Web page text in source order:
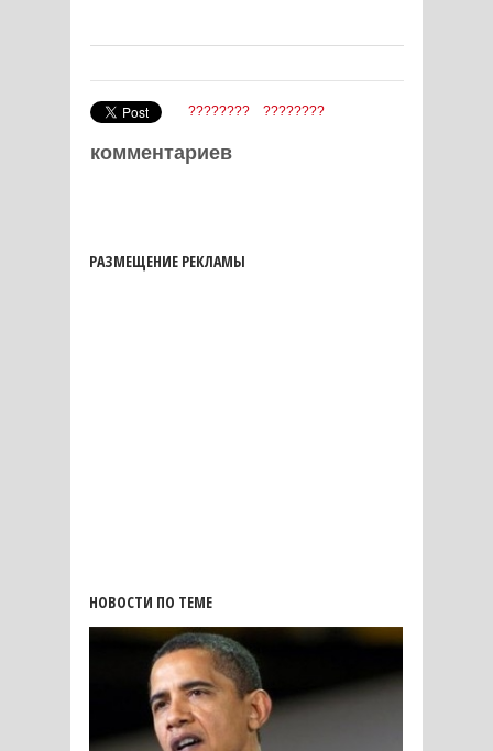
???????? ????????
комментариев
РАЗМЕЩЕНИЕ РЕКЛАМЫ
НОВОСТИ ПО ТЕМЕ